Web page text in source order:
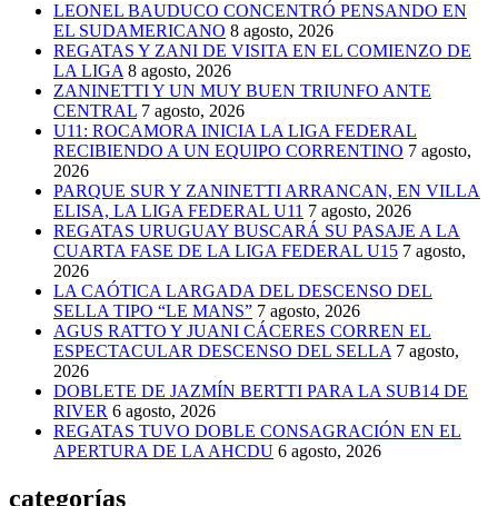
LEONEL BAUDUCO CONCENTRÓ PENSANDO EN
EL SUDAMERICANO 8 agosto, 2026
REGATAS Y ZANI DE VISITA EN EL COMIENZO DE
LA LIGA 8 agosto, 2026
ZANINETTI Y UN MUY BUEN TRIUNFO ANTE
CENTRAL 7 agosto, 2026
U11: ROCAMORA INICIA LA LIGA FEDERAL
RECIBIENDO A UN EQUIPO CORRENTINO 7 agosto,
2026
PARQUE SUR Y ZANINETTI ARRANCAN, EN VILLA
ELISA, LA LIGA FEDERAL U11 7 agosto, 2026
REGATAS URUGUAY BUSCARÁ SU PASAJE A LA
CUARTA FASE DE LA LIGA FEDERAL U15 7 agosto,
2026
LA CAÓTICA LARGADA DEL DESCENSO DEL
SELLA TIPO “LE MANS” 7 agosto, 2026
AGUS RATTO Y JUANI CÁCERES CORREN EL
ESPECTACULAR DESCENSO DEL SELLA 7 agosto,
2026
DOBLETE DE JAZMÍN BERTTI PARA LA SUB14 DE
RIVER 6 agosto, 2026
REGATAS TUVO DOBLE CONSAGRACIÓN EN EL
APERTURA DE LA AHCDU 6 agosto, 2026
categorías